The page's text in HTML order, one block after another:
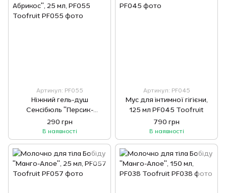
Артикул: PF055
Ніжний гель-душ
Сенсібюль "Персик-
Абрикос", 25 мл, PF055
Toofruit
290 грн
В наявності
Артикул: PF045
Мус для інтимної гігієни,
125 мл PF045 Toofruit
790 грн
В наявності